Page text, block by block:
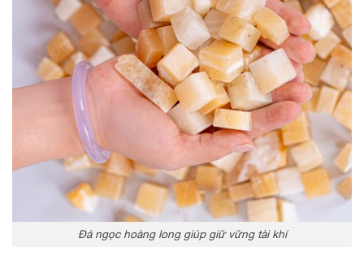
Đá ngọc hoàng long giúp giữ vững tài khí